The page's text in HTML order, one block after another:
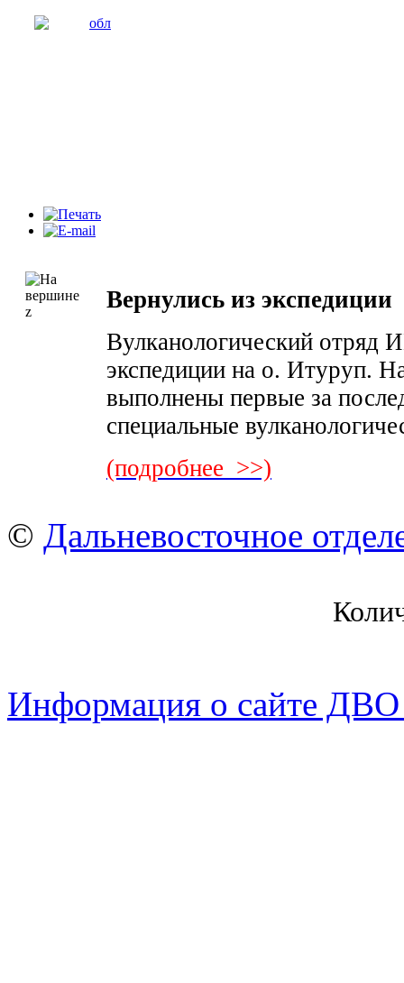
Вернулись из экспедиции
Вулканологический
экспедиции на о. Итуруп.
выполнены первые за
специальные
(подробнее >>)
© Дальневосточное
Информация о сайте